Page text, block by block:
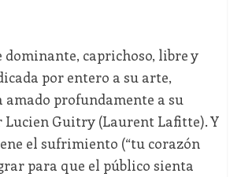
dominante, caprichoso, libre y
por entero a su arte,
amado profundamente a su
Lucien Guitry (Laurent Lafitte). Y
el sufrimiento (“tu corazón
para que el público sienta